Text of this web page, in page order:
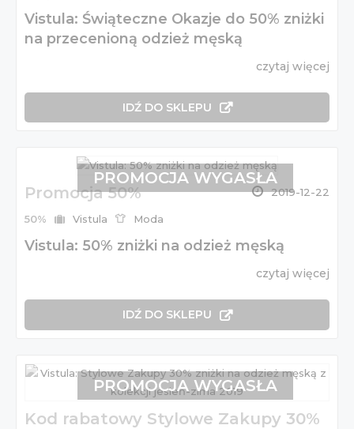
Vistula: Świąteczne Okazje do 50% zniżki
na przecenioną odzież męską
czytaj więcej
IDŹ DO SKLEPU
Promocja 50% 2019-12-22
50% Vistula Moda
Vistula: 50% zniżki na odzież męską
czytaj więcej
IDŹ DO SKLEPU
PROMOCJA WYGASŁA
Kod rabatowy Stylowe Zakupy 30%
PROMOCJA WYGASŁA